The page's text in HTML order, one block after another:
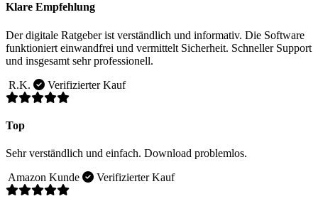
Klare Empfehlung
Der digitale Ratgeber ist verständlich und informativ. Die Software
funktioniert einwandfrei und vermittelt Sicherheit. Schneller Support
und insgesamt sehr professionell.
R.K.
Verifizierter Kauf
Top
Sehr verständlich und einfach. Download problemlos.
Amazon Kunde
Verifizierter Kauf